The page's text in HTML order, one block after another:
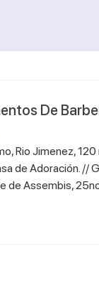
De
Rio Jimenez,
de Adoración. //
de Assembis,